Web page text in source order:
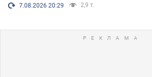
7.08.2026 20:29 2,9 т.